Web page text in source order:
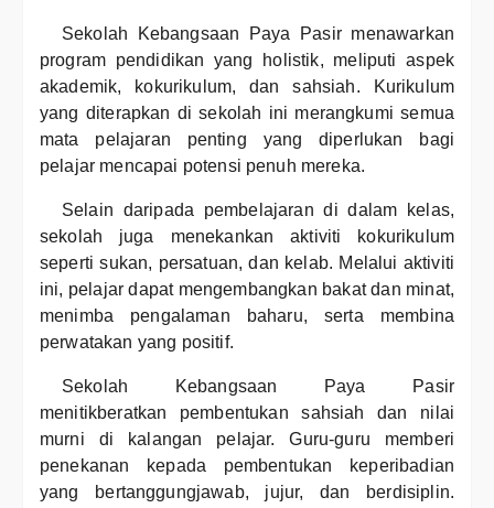
Sekolah Kebangsaan Paya Pasir menawarkan
program pendidikan yang holistik, meliputi aspek
akademik, kokurikulum, dan sahsiah. Kurikulum
yang diterapkan di sekolah ini merangkumi semua
mata pelajaran penting yang diperlukan bagi
pelajar mencapai potensi penuh mereka.
Selain daripada pembelajaran di dalam kelas,
sekolah juga menekankan aktiviti kokurikulum
seperti sukan, persatuan, dan kelab. Melalui aktiviti
ini, pelajar dapat mengembangkan bakat dan minat,
menimba pengalaman baharu, serta membina
perwatakan yang positif.
Sekolah Kebangsaan Paya Pasir
menitikberatkan pembentukan sahsiah dan nilai
murni di kalangan pelajar. Guru-guru memberi
penekanan kepada pembentukan keperibadian
yang bertanggungjawab, jujur, dan berdisiplin.